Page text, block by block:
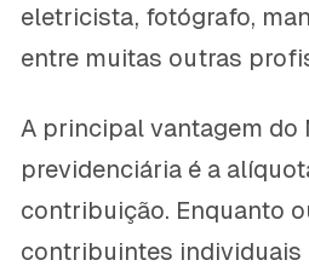
eletricista, fotógrafo,
entre muitas outras
A principal vantagem do
previdenciária é a
contribuição. Enquanto
contribuintes individuais